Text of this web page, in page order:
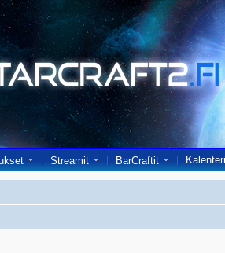
Streamit BarCraftit Kalenteri